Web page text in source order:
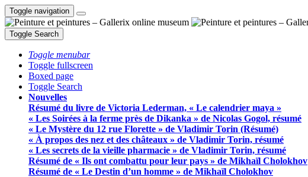
Toggle navigation
Toggle Search
Toggle menubar
Toggle fullscreen
Boxed page
Toggle Search
Nouvelles
Résumé du livre de Victoria Lederman, « Le calendrier maya »
« Les Soirées à la ferme près de Dikanka » de Nicolas Gogol, résumé
« Le Mystère du 12 rue Florette » de Vladimir Torin (Résumé)
« À propos des nez et des châteaux » de Vladimir Torin, résumé
« Les secrets de la vieille pharmacie » de Vladimir Torin, résumé
Résumé de « Ils ont combattu pour leur pays » de Mikhaïl Cholokhov
Résumé de « Le Destin d’un homme » de Mikhaïl Cholokhov